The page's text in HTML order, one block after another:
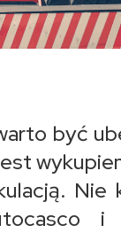
być
i